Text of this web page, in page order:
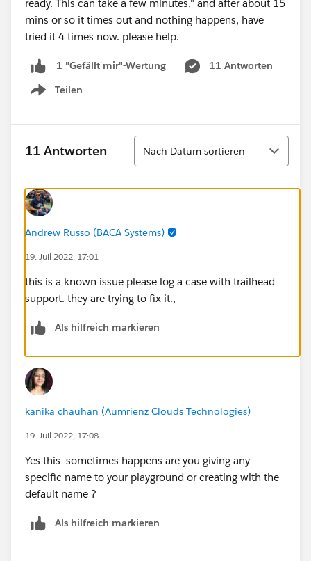
ready. This can take a few minutes." and after about 15
mins or so it times out and nothing happens, have
tried it 4 times now. please help.
1 "Gefällt mir"-Wertung
11 Antworten
Teilen
Show menu
11 Antworten
Sortieren
Nach Datum sortieren
Andrew Russo (BACA Systems)
19. Juli 2022, 17:01
this is a known issue please log a case with trailhead
support. they are trying to fix it.,
Als hilfreich markieren
kanika chauhan (Aumrienz Clouds Technologies)
19. Juli 2022, 17:08
Yes this sometimes happens are you giving any
specific name to your playground or creating with the
default name ?
Als hilfreich markieren